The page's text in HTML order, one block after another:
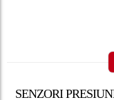
SENZORI